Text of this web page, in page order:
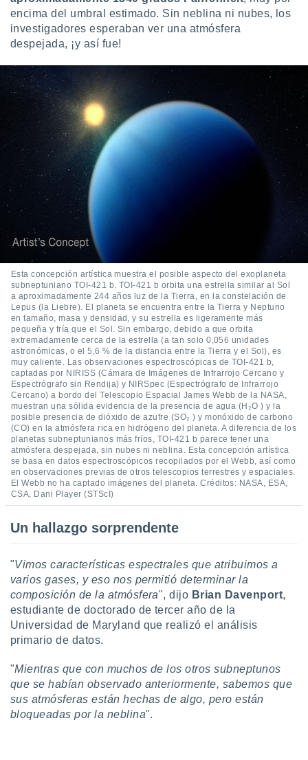
e
publicidad
encima del umbral estimado. Sin neblina ni nubes, los
investigadores esperaban ver una atmósfera
despejada, ¡y así fue!
Esta concepción artística muestra el posible aspecto del exoplaneta
subneptuniano TOI-421 b. TOI-421 b orbita una estrella similar al Sol
a aproximadamente 244 años luz de la Tierra, en la constelación de
Lepus (la Liebre). El planeta se encuentra entre la Tierra y Neptuno
en tamaño, masa y densidad, y su estrella es ligeramente más
pequeña y fría que el Sol. Sin embargo, debido a que orbita
extremadamente cerca de la estrella (a tan solo 0,056 unidades
astronómicas, o el 5,6 % de la distancia entre la Tierra y el Sol), es
muy caliente. Las observaciones espectroscópicas de TOI-421 b,
captadas por NIRISS (Cámara de Imágenes de Infrarrojo Cercano y
Espectrógrafo sin Rendija) y NIRSpec (Espectrógrafo de Infrarrojo
Cercano) a bordo del Telescopio Espacial James Webb de la NASA,
muestran una sólida evidencia de la presencia de agua (H₂O ) y la
posible presencia de dióxido de azufre (SO₂ ) y monóxido de carbono
(CO) en la atmósfera rica en hidrógeno del planeta. A diferencia de los
planetas subneptunianos más fríos, TOI-421 b parece tener una
atmósfera despejada, sin nubes ni neblina. Esta concepción artística
se basa en datos espectroscópicos recopilados por el Webb, así como
en observaciones previas de otros telescopios terrestres y espaciales.
El Webb no ha captado imágenes del planeta. Créditos: NASA, ESA,
CSA, Dani Player (STScI)
Un hallazgo sorprendente
"Vimos características espectrales que atribuimos a
varios gases, y eso nos permitió determinar la
composición de la atmósfera", dijo Brian Davenport,
estudiante de doctorado de tercer año de la
Universidad de Maryland que realizó el análisis
primario de datos.
"Mientras que con muchos de los otros subneptunos
que se habían observado anteriormente, sabemos que
sus atmósferas están hechas de algo, pero están
bloqueadas por la neblina".